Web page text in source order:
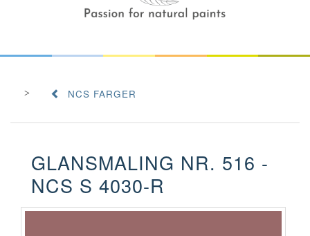
NCS FARGER
GLANSMALING NR. 516 -
NCS S 4030-R